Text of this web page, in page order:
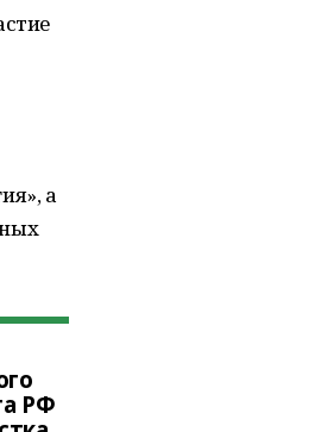
а
РФ